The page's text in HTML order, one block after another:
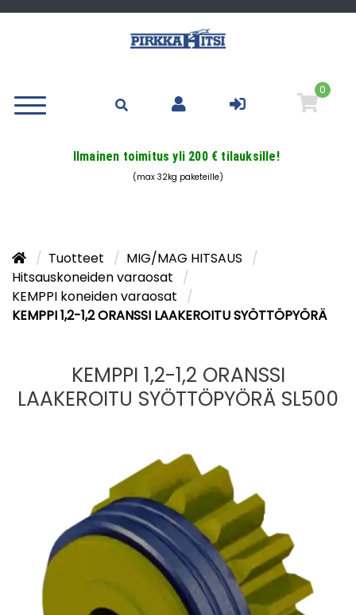
0
Ilmainen toimitus yli 200 € tilauksille!
(max 32kg paketeille)
Tuotteet
MIG/MAG HITSAUS
Hitsauskoneiden varaosat
KEMPPI koneiden varaosat
KEMPPI 1,2-1,2 ORANSSI LAAKEROITU SYÖTTÖPYÖRÄ
KEMPPI 1,2-1,2 ORANSSI
LAAKEROITU SYÖTTÖPYÖRÄ SL500